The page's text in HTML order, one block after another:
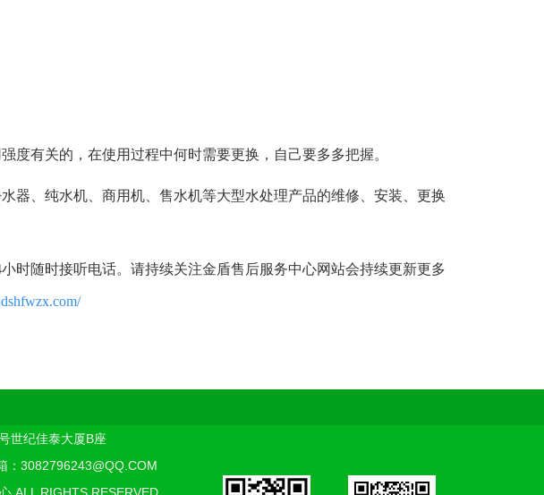
度有关的，在使用过程中何时需要更换，自己要多多把握。
器、纯水机、商用机、售水机等大型水处理产品的维修、安装、更换
时随时接听电话。请持续关注金盾售后服务中心网站会持续更新更多
世纪佳泰大厦B座
：3082796243@QQ.COM